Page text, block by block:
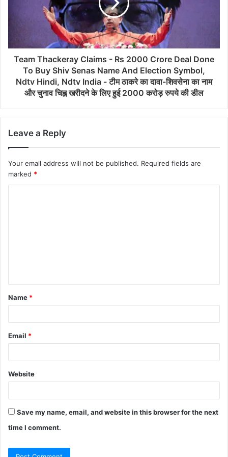
के चलते एंट-मैन 3 और शहजादा के रिलीज होने के बाद भी शनिवार
यानी रिलीज के 25वें दिन भी फिल्म की कमाई का आंकड़ा जारी है.
यह भी पढ़ें
चार साल बाद शाहरुख खान ने सिल्वर स्क्रीन पर वापसी की है. वहीं
अपने एब्स और एक्शन से उन्होंने फैंस को फिल्म देखने के लिए मजबूर
कर दिया है, जिसके चलते वर्ल्ड वाइड फिल्म 1000 करोड़ के क्लब
में शामिल होने की दौड़ में है. जबकि भारत में 500 करोड़ का आंकड़ा
पार कर चुकी है.
Week 3: 46.85 cr Nett (46.65 cr Nett
4th Week
Total Domestic Nett
493.70 cr Nett only Hindi
511.55 cr (17.85 cr Nett south
https://t.co/n4i1RYmpi7
Team Thackeray Claims - Rs 2000 Crore Deal Done
To Buy Shiv Senas Name And Election Symbol,
Ndtv Hindi, Ndtv India - टीम ठाकरे का दावा-शिवसेना का नाम
और चुनाव चिह्न खरीदने के लिए हुई 2000 करोड़ रुपये की डील
Leave a Reply
Your email address will not be published. Required fields are
marked *
Name *
Email *
Website
Save my name, email, and website in this browser for the next
time I comment.